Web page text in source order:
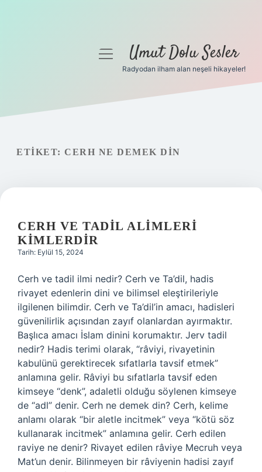
Gizlilik Politikası
menüyüUmut Dolu Sesler
Radyodan ilham alan neşeli hikayeler!
ETIKET: CERH NE DEMEK DIN
CERH VE TADIL ALIMLERI
KIMLERDIR
Tarih: Eylül 15, 2024
Cerh ve tadil ilmi nedir? Cerh ve Ta’dil, hadis
rivayet edenlerin dini ve bilimsel eleştirileriyle
ilgilenen bilimdir. Cerh ve Ta’dil’in amacı, hadisleri
güvenilirlik açısından zayıf olanlardan ayırmaktır.
Başlıca amacı İslam dinini korumaktır. Jerv tadil
nedir? Hadis terimi olarak, “râviyi, rivayetinin
kabulünü gerektirecek sıfatlarla tavsif etmek”
anlamına gelir. Râviyi bu sıfatlarla tavsif eden
kimseye “denk”, adaletli olduğu söylenen kimseye
de “adl” denir. Cerh ne demek din? Cerh, kelime
anlamı olarak “bir aletle incitmek” veya “kötü söz
kullanarak incitmek” anlamına gelir. Cerh edilen
raviye ne denir? Rivayet edilen râviye Mecruh veya
Mat’un denir. Bilinmeyen bir râviyenin hadisi zayıf